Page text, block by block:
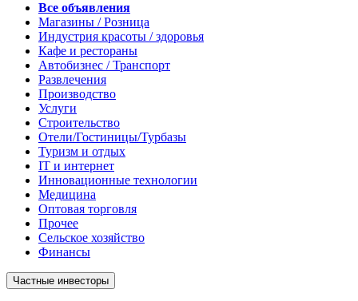
Все объявления
Магазины / Розница
Индустрия красоты / здоровья
Кафе и рестораны
Автобизнес / Транспорт
Развлечения
Производство
Услуги
Строительство
Отели/Гостиницы/Турбазы
Туризм и отдых
IT и интернет
Инновационные технологии
Медицина
Оптовая торговля
Прочее
Сельское хозяйство
Финансы
Частные инвесторы